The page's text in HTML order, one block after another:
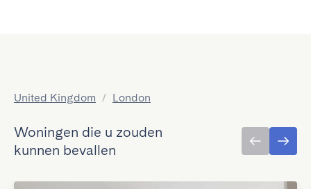
United Kingdom / London
Woningen die u zouden
kunnen bevallen